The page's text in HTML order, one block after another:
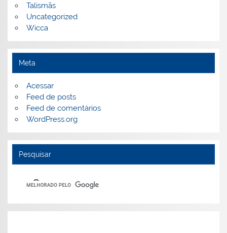
Talismãs
Uncategorized
Wicca
Meta
Acessar
Feed de posts
Feed de comentários
WordPress.org
Pesquisar